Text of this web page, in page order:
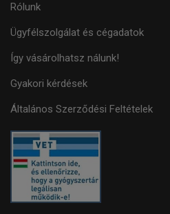
Rólunk
Ügyfélszolgálat és cégadatok
Így vásárolhatsz nálunk!
Gyakori kérdések
Általános Szerződési Feltételek